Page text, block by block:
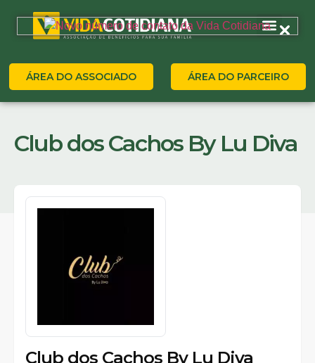
ÁREA DO ASSOCIADO ÁREA DO PARCEIRO
Club dos Cachos By Lu Diva
Club dos Cachos By Lu Diva